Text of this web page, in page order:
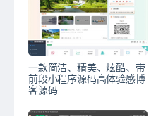
一款简洁、精美、炫酷、带
前段小程序源码高体验感博
客源码